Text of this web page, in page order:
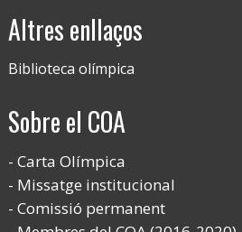
Altres enllaços
Biblioteca olímpica
Sobre el COA
Carta Olímpica
Missatge institucional
Comissió permanent